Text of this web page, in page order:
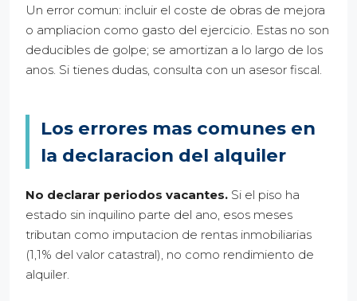
Un error comun: incluir el coste de obras de mejora
o ampliacion como gasto del ejercicio. Estas no son
deducibles de golpe; se amortizan a lo largo de los
anos. Si tienes dudas, consulta con un asesor fiscal.
Los errores mas comunes en
la declaracion del alquiler
No declarar periodos vacantes. Si el piso ha
estado sin inquilino parte del ano, esos meses
tributan como imputacion de rentas inmobiliarias
(1,1% del valor catastral), no como rendimiento de
alquiler.